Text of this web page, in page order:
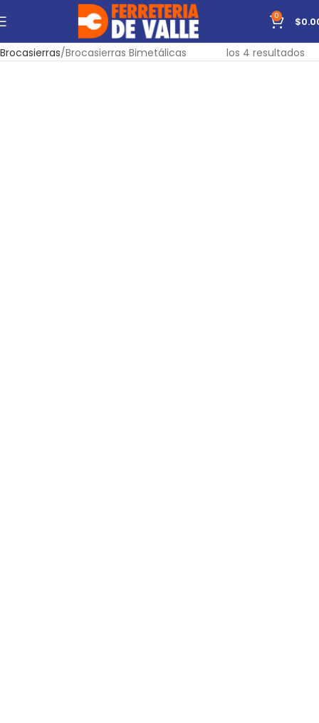
0 $
Accesorios Para Máquinas Eléctricas
Brocasierras Brocasierras Bimetálicas
los 4 resultados